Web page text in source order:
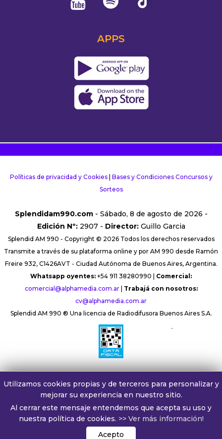
APPS
Políticas de privacidad y Cookies| Bases y Condiciones Concursos y
Sorteos
Splendidam990.com- Sábado, 8 de agosto de 2026 -
Edición Nº:2907 - Director:Guillo Garcia
Splendid AM 990 - Copyright © 2026 Todos los derechos reservados
Transmite a través de su plataforma online y por AM 990 desde Ramón
Freire 932, C1426AVT - Ciudad Autónoma de Buenos Aires, Argentina.
Whatsapp oyentes: +54 911 38280990 | Comercial:
comercial@alphamedia.com.ar| Trabajá con nosotros:
cv@alphamedia.com.ar
Splendid AM 990 ® Una licencia de Radiodifusora Buenos Aires S.A.
´
Utilizamos cookies propias y de terceros para personalizar y
mejorar su experiencia en nuestro sitio.
Al cerrar este mensaje entendemos que acepta su uso y
nuestra política de cookies. >> Ver más información!
Acepto